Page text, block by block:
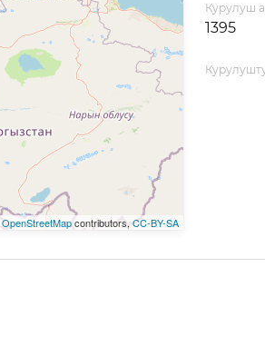
OpenStreetMapcontributors, CC-BY-SA
Курулуш
1395